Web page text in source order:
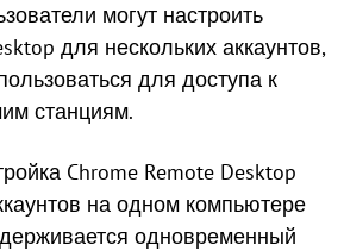
могут настроить
для нескольких аккаунтов,
для доступа к
станциям.
Chrome Remote Desktop
на одном компьютере
одновременный